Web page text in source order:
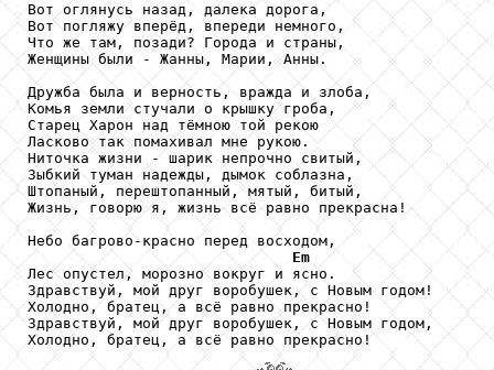
Вот оглянусь назад, далека дорога,
Вот погляжу вперёд, впереди немного,
Что же там, позади? Города и страны,
Женщины были - Жанны, Марии, Анны.
Дружба была и верность, вражда и злоба,
Комья земли стучали о крышку гроба,
Старец Харон над тёмною той рекою
Ласково так помахивал мне рукою.
Ниточка жизни - шарик непрочно свитый,
Зыбкий туман надежды, дымок соблазна,
Штопаный, перештопанный, мятый, битый,
Жизнь, говорю я, жизнь всё равно прекрасна!
Небо багрово-красно перед восходом,
Em
Лес опустел, морозно вокруг и ясно.
Здравствуй, мой друг воробушек, с Новым годом!
Холодно, братец, а всё равно прекрасно!
Здравствуй, мой друг воробушек, с Новым годом,
Холодно, братец, а всё равно прекрасно!